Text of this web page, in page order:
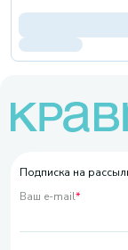
Подписка на
Ваш e-mail*